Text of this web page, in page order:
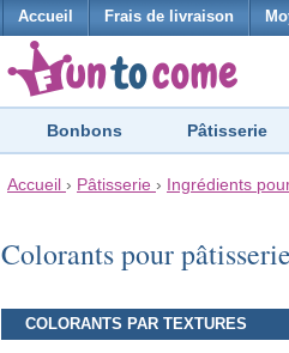
Accueil Frais de livraison
Bonbons Pâtisserie
Accueil › Pâtisserie › Ingrédients
Colorants pour pâtisserie
COLORANTS PAR TEXTURES